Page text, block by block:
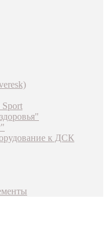
Sport
к ДСК